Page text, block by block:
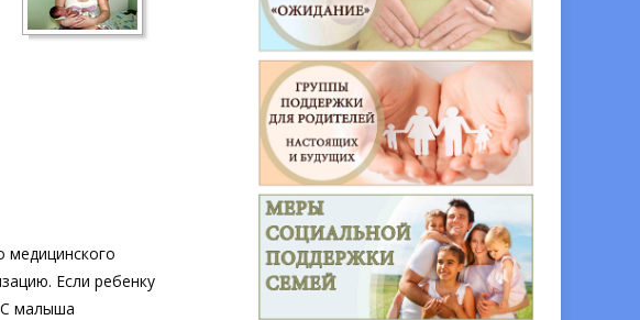
медицинского
Если ребенку
малыша